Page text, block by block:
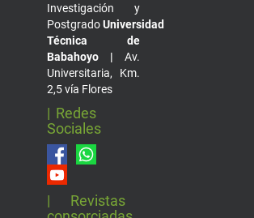
Investigación y
PostgradoUniversidad
Técnica de
Babahoyo | Av.
Universitaria, Km.
2,5 vía Flores
| Redes
Sociales
| Revistas